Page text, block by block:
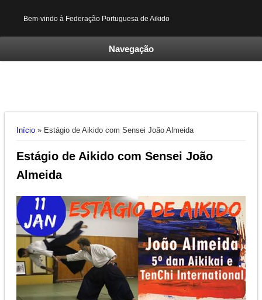
Bem-vindo à Federação Portuguesa de Aikido
Navegação
Está aqui
Início» Estágio de Aikido com Sensei João Almeida
Estágio de Aikido com Sensei João
Almeida